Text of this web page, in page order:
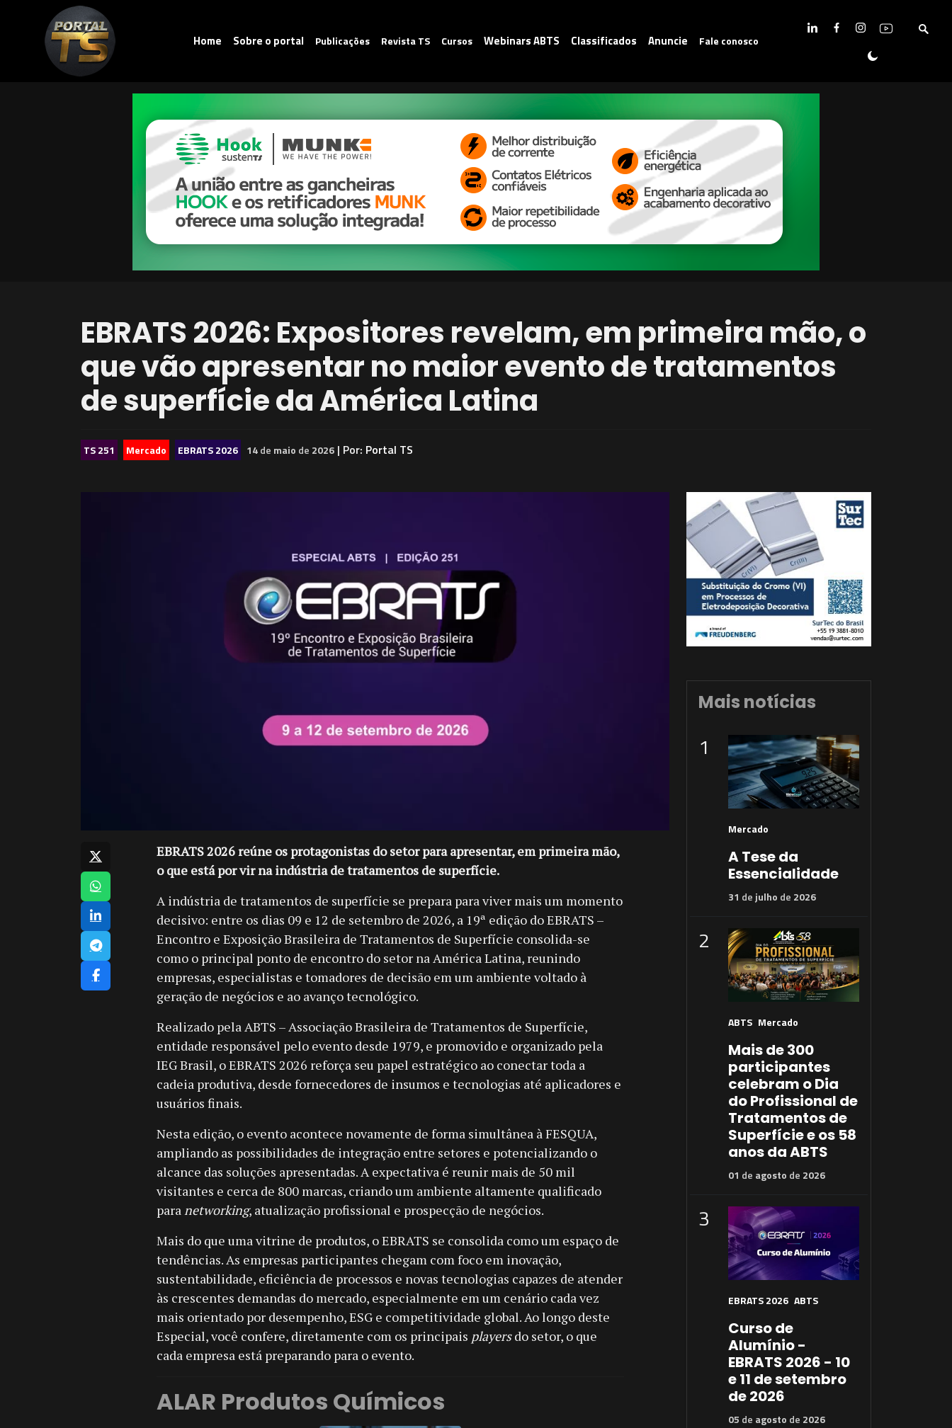
Home Sobre o portal Publicações Revista TS Cursos Webinars ABTS Classificados Anuncie Fale conosco
EBRATS 2026: Expositores revelam, em primeira mão, o
que vão apresentar no maior evento de tratamentos
de superfície da América Latina
TS 251 Mercado EBRATS 2026 14de maio de 2026 | Por: Portal TS
EBRATS 2026 reúne os protagonistas do setor para apresentar, em primeira mão,
o que está por vir na indústria de tratamentos de superfície.
A indústria de tratamentos de superfície se prepara para viver mais um momento
decisivo: entre os dias 09 e 12 de setembro de 2026, a 19ª edição do EBRATS –
Encontro e Exposição Brasileira de Tratamentos de Superfície consolida-se
como o principal ponto de encontro do setor na América Latina, reunindo
empresas, especialistas e tomadores de decisão em um ambiente voltado à
geração de negócios e ao avanço tecnológico.
Realizado pela ABTS – Associação Brasileira de Tratamentos de Superfície,
entidade responsável pelo evento desde 1979, e promovido e organizado pela
IEG Brasil, o EBRATS 2026 reforça seu papel estratégico ao conectar toda a
cadeia produtiva, desde fornecedores de insumos e tecnologias até aplicadores e
usuários finais.
Nesta edição, o evento acontece novamente de forma simultânea à FESQUA,
ampliando as possibilidades de integração entre setores e potencializando o
alcance das soluções apresentadas. A expectativa é reunir mais de 50 mil
visitantes e cerca de 800 marcas, criando um ambiente altamente qualificado
paranetworking, atualização profissional e prospecção de negócios.
Mais do que uma vitrine de produtos, o EBRATS se consolida como um espaço de
tendências. As empresas participantes chegam com foco em inovação,
sustentabilidade, eficiência de processos e novas tecnologias capazes de atender
às crescentes demandas do mercado, especialmente em um cenário cada vez
mais orientado por desempenho, ESG e competitividade global. Ao longo deste
Especial, você confere, diretamente com os principais playersdo setor, o que
cada empresa está preparando para o evento.
ALAR Produtos Químicos
Mais notícias
1
Mercado
A Tese da
Essencialidade
31 de julho de 2026
2
ABTS Mercado
Mais de 300
participantes
celebram o Dia
do Profissional de
Tratamentos de
Superfície e os 58
anos da ABTS
01 de agosto de 2026
3
EBRATS 2026 ABTS
Curso de
Alumínio -
EBRATS 2026 - 10
e 11 de setembro
de 2026
05 de agosto de 2026